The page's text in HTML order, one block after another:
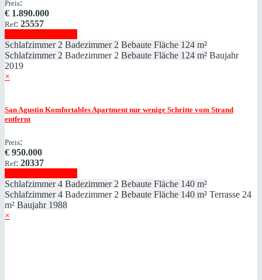
Preis:
€ 1.890.000
Ref: 25557
Schlafzimmer 2 Badezimmer 2 Bebaute Fläche 124 m²
Schlafzimmer 2 Badezimmer 2 Bebaute Fläche 124 m² Baujahr
2019
×
San Agustin Komfortables Apartment nur wenige Schritte vom Strand
entfernt
Preis:
€ 950.000
Ref: 20337
Schlafzimmer 4 Badezimmer 2 Bebaute Fläche 140 m²
Schlafzimmer 4 Badezimmer 2 Bebaute Fläche 140 m² Terrasse 24
m² Baujahr 1988
×